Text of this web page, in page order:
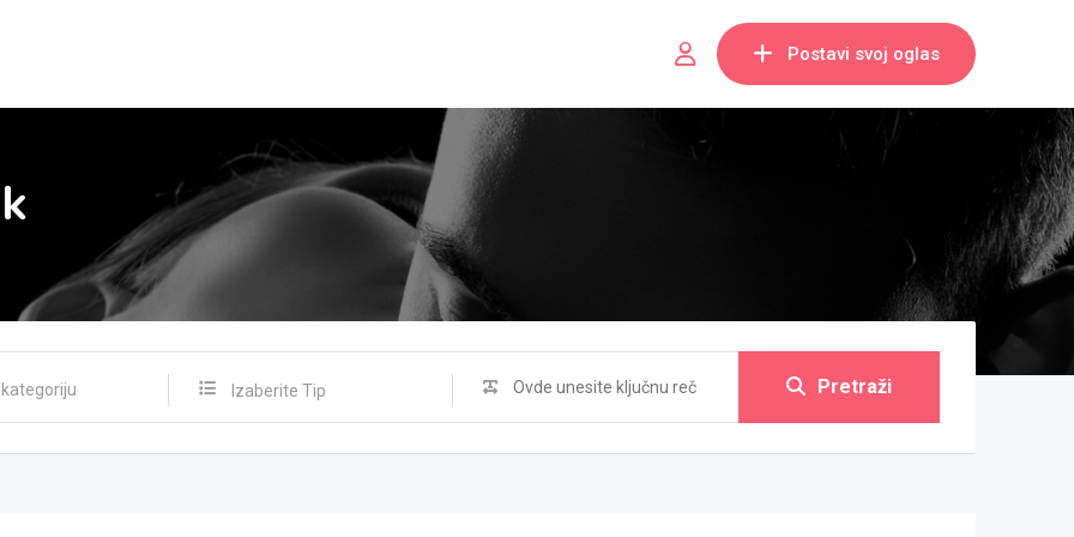
Postavi svoj oglas
Izaberite Tip Pretraži